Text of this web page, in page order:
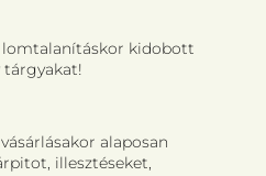
lomtalanításkor kidobott
alaposan
illesztéseket,